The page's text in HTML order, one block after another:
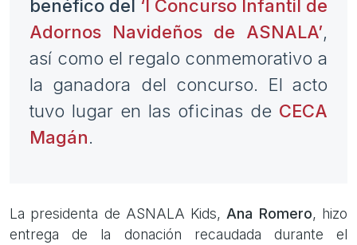
benéfico del ‘I Concurso Infantil de
Adornos Navideños de ASNALA’,
así como el regalo conmemorativo a
la ganadora del concurso. El acto
tuvo lugar en las oficinas de CECA
Magán.
La presidenta de ASNALA Kids, Ana Romero, hizo
entrega de la donación recaudada durante el